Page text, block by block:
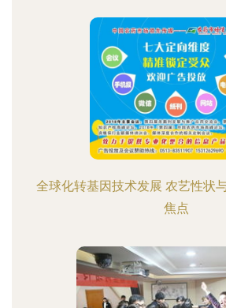
全球化转基因技术发展 农艺性状
焦点